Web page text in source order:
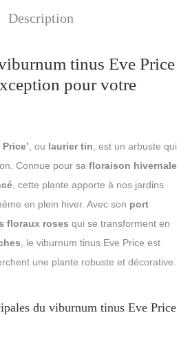
Description
tinus Eve Price
pour votre
, ou laurier tin , est un arbuste qui
Connue pour sa floraison hivernale
, cette plante apporte à nos jardins
en plein hiver. Avec son port
floraux roses qui se transforment en
, le viburnum tinus Eve Price est
une plante robuste et décorative.
du viburnum tinus Eve Price